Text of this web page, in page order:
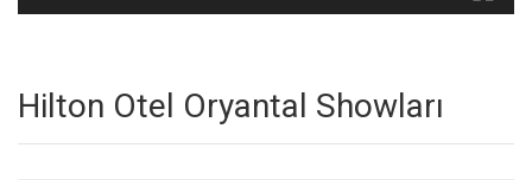
Hilton Otel Oryantal Showları